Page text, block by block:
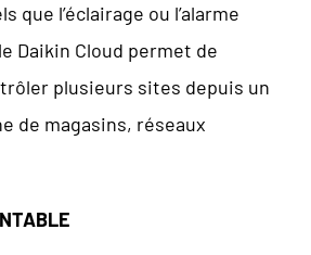
que l’éclairage ou l’alarme
Daikin Cloud permet de
plusieurs sites depuis un
de magasins, réseaux